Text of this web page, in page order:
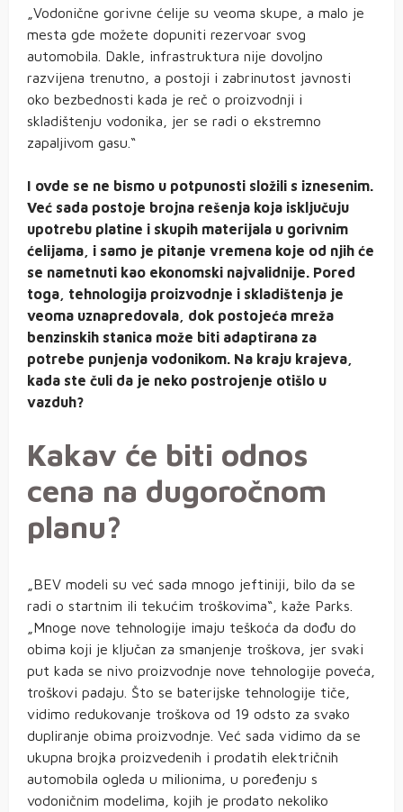
„Vodonične gorivne ćelije su veoma skupe, a malo je
mesta gde možete dopuniti rezervoar svog
automobila. Dakle, infrastruktura nije dovoljno
razvijena trenutno, a postoji i zabrinutost javnosti
oko bezbednosti kada je reč o proizvodnji i
skladištenju vodonika, jer se radi o ekstremno
zapaljivom gasu.“
I ovde se ne bismo u potpunosti složili s iznesenim.
Već sada postoje brojna rešenja koja isključuju
upotrebu platine i skupih materijala u gorivnim
ćelijama, i samo je pitanje vremena koje od njih će
se nametnuti kao ekonomski najvalidnije. Pored
toga, tehnologija proizvodnje i skladištenja je
veoma uznapredovala, dok postojeća mreža
benzinskih stanica može biti adaptirana za
potrebe punjenja vodonikom. Na kraju krajeva,
kada ste čuli da je neko postrojenje otišlo u
vazduh?
Kakav će biti odnos
cena na dugoročnom
planu?
„BEV modeli su već sada mnogo jeftiniji, bilo da se
radi o startnim ili tekućim troškovima“, kaže Parks.
„Mnoge nove tehnologije imaju teškoća da dođu do
obima koji je ključan za smanjenje troškova, jer svaki
put kada se nivo proizvodnje nove tehnologije poveća,
troškovi padaju. Što se baterijske tehnologije tiče,
vidimo redukovanje troškova od 19 odsto za svako
dupliranje obima proizvodnje. Već sada vidimo da se
ukupna brojka proizvedenih i prodatih električnih
automobila ogleda u milionima, u poređenju s
vodoničnim modelima, kojih je prodato nekoliko